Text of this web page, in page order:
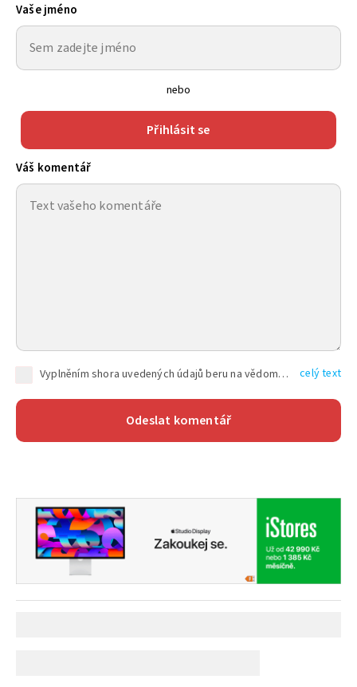
Vaše jméno
nebo
Přihlásit se
Váš komentář
Vyplněním shora uvedených údajů beru na vědomí, že společnost TEXT FACTORY s.r.o., sídlem Brno, Durďákova 336/29, Černá Pole, PSČ: 613 00, IČ: 06157831, zapsané u Krajského soudu v Brně, oddíl C, vložka 100399, bude zpracovávat mé osobní údaje uvedené v rámci mnou vyplněného registračního formuláře na základě oprávněných zájmů TEXT FACTORY s.r.o. dle čl. 6 odst. 1 písm. f) GDPR a pro splnění právních povinností (čl. 6 odst. 1 písm. c) GDPR), a to pro tyto účely: nezbytnost zajistit oprávnění návštěvníka webových stránek provozovaných společností TEXT FACTORY s.r.o. přispívat aktivně ke zveřejněným článkům nebo v rámci diskusních fór a výkon práv TEXT FACTORY s.r.o. jako administrátora těchto diskusních fór. Více informací o zpracování osobních údajů a právech lze nalézt v celý text